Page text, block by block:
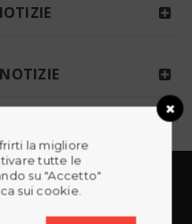
la migliore
tutte le
su "Accetto"
sui cookie.